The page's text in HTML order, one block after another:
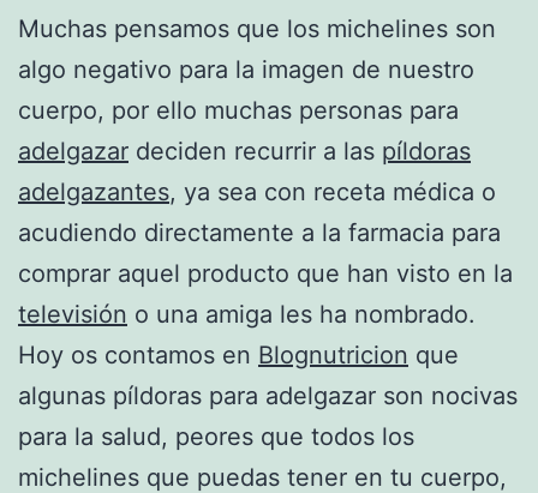
Muchas pensamos que los michelines son
algo negativo para la imagen de nuestro
cuerpo, por ello muchas personas para
adelgazar deciden recurrir a las píldoras
adelgazantes, ya sea con receta médica o
acudiendo directamente a la farmacia para
comprar aquel producto que han visto en la
televisión o una amiga les ha nombrado.
Hoy os contamos en Blognutricion que
algunas píldoras para adelgazar son nocivas
para la salud, peores que todos los
michelines que puedas tener en tu cuerpo,